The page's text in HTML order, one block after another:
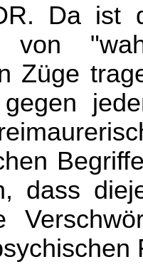
Da ist
von
Züge
dass